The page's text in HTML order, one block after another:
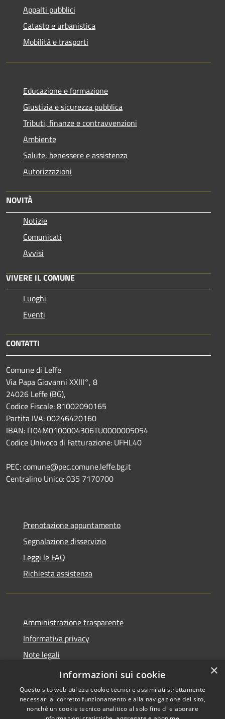
Appalti pubblici
Catasto e urbanistica
Mobilità e trasporti
Educazione e formazione
Giustizia e sicurezza pubblica
Tributi, finanze e contravvenzioni
Ambiente
Salute, benessere e assistenza
Autorizzazioni
NOVITÀ
Notizie
Comunicati
Avvisi
VIVERE IL COMUNE
Luoghi
Eventi
CONTATTI
Comune di Leffe
Via Papa Giovanni XXIII°, 8
24026 Leffe (BG),
Codice Fiscale: 81002090165
Partita IVA: 00246420160
IBAN: IT04M0100004306TU0000005054
Codice Univoco di Fatturazione: UFHL40
PEC: comune@pec.comune.leffe.bg.it
Centralino Unico: 035 7170700
Prenotazione appuntamento
Segnalazione disservizio
Leggi le FAQ
Richiesta assistenza
Amministrazione trasparente
Informativa privacy
Note legali
Dichiarazione di accessibilità
×
Informazioni sui cookie
Questo sito web utilizza cookie tecnici e assimilati strettamente
necessari al corretto funzionamento e alla navigazione del sito,
nonché un cookie tecnico analitico al solo fine di elaborare